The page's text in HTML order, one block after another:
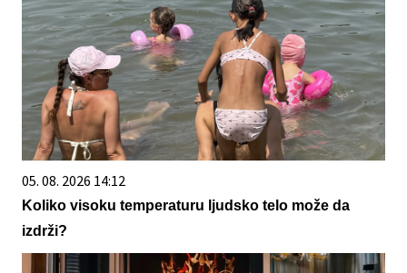
05. 08. 2026 14:12
Koliko visoku temperaturu ljudsko telo može da
izdrži?